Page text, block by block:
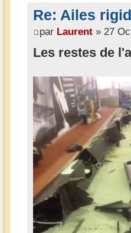
Re: Ailes
par Laurent » 27
Les restes de